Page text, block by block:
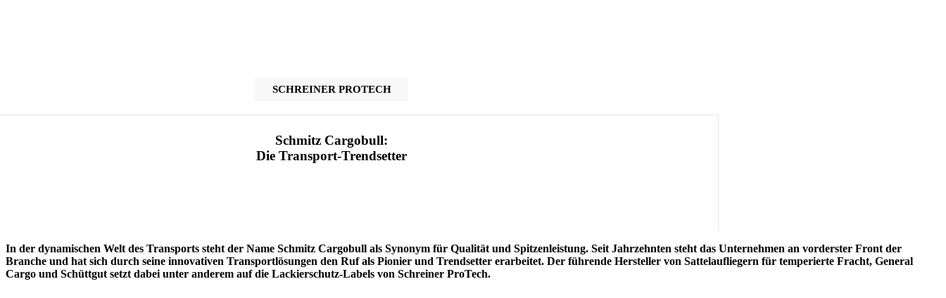
SCHREINER PROTECH
Schmitz Cargobull:
Die Transport-Trendsetter
In der dynamischen Welt des Transports steht der Name Schmitz Cargobull als Synonym für Qualität und Spitzenleistung. Seit Jahrzehnten steht das Unternehmen an vorderster Front der
Branche und hat sich durch seine innovativen Transportlösungen den Ruf als Pionier und Trendsetter erarbeitet. Der führende Hersteller von Sattelaufliegern für temperierte Fracht, General
Cargo und Schüttgut setzt dabei unter anderem auf die Lackierschutz-Labels von Schreiner ProTech.